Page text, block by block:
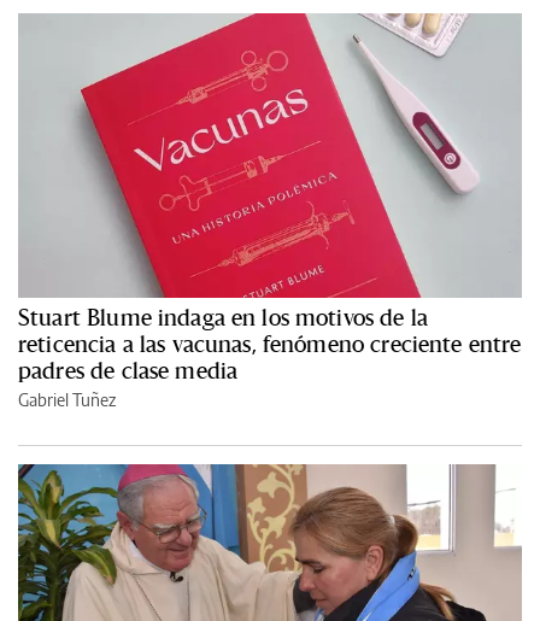
Stuart Blume indaga en los motivos de la
reticencia a las vacunas, fenómeno creciente entre
padres de clase media
Gabriel Tuñez